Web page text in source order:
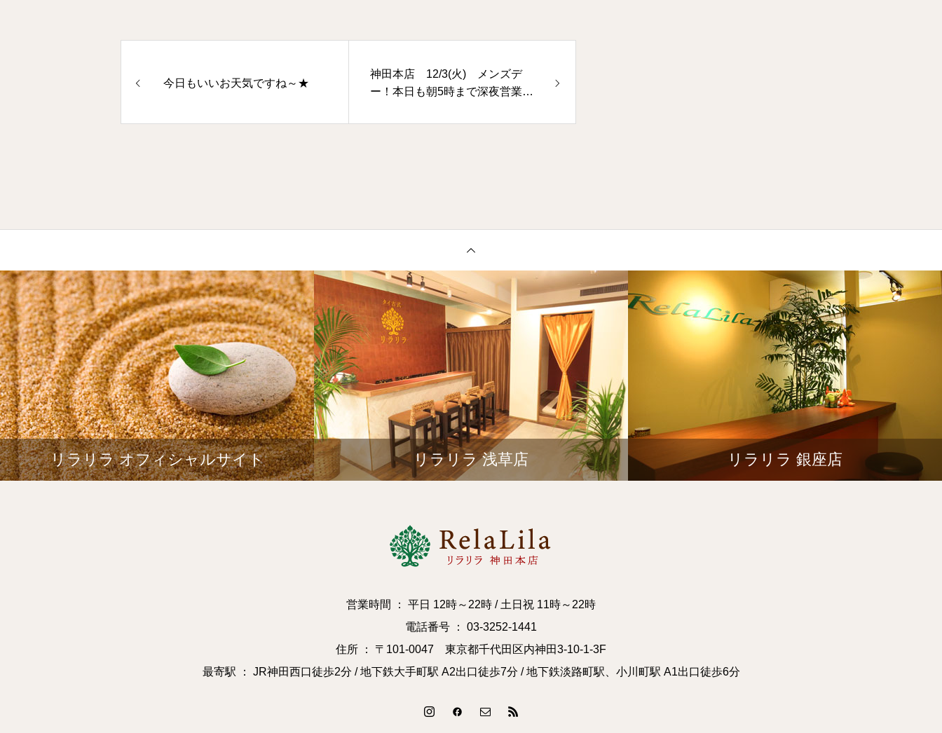
今日もいいお天気ですね～★
神田本店 12/3(火) メンズデ
ー！本日も朝5時まで深夜営業し
リラリラ オフィシャルサイト リラリラ 浅草店 リラリラ 銀座店
営業時間 ： 平日 12時～22時 / 土日祝 11時～22時
電話番号 ： 03-3252-1441
住所 ： 〒101-0047 東京都千代田区内神田3-10-1-3F
最寄駅 ： JR神田西口徒歩2分 / 地下鉄大手町駅 A2出口徒歩7分 / 地下鉄淡路町駅、小川町駅 A1出口徒歩6分